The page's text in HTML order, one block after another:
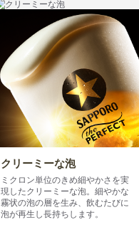
クリーミーな泡
ミクロン単位のきめ細やかさを実
現したクリーミーな泡。細やかな
霧状の泡の層を生み、飲むたびに
泡が再生し長持ちします。